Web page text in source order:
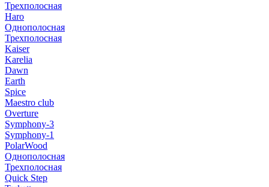
Трехполосная
Haro
Однополосная
Трехполосная
Kaiser
Karelia
Dawn
Earth
Spice
Maestro club
Overture
Symphony-3
Symphony-1
PolarWood
Однополосная
Трехполосная
Quick Step